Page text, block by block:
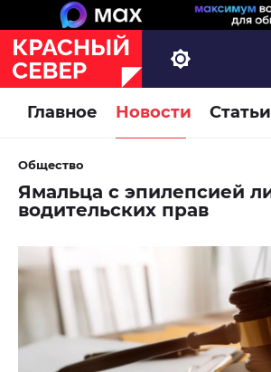
Главное Новости Статьи
Общество
Ямальца с эпилепсией
водительских прав